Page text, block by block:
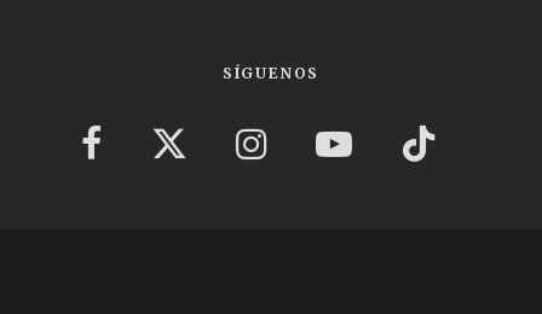
SÍGUENOS